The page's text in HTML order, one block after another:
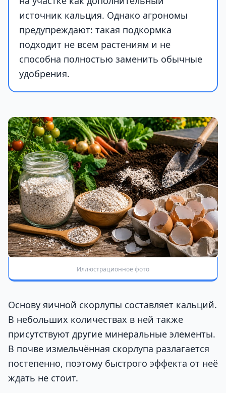
источник кальция. Однако агрономы
предупреждают: такая подкормка
подходит не всем растениям и не
способна полностью заменить обычные
удобрения.
Иллюстрационное фото
Основу яичной скорлупы составляет кальций.
В небольших количествах в ней также
присутствуют другие минеральные элементы.
В почве измельчённая скорлупа разлагается
постепенно, поэтому быстрого эффекта от неё
ждать не стоит.